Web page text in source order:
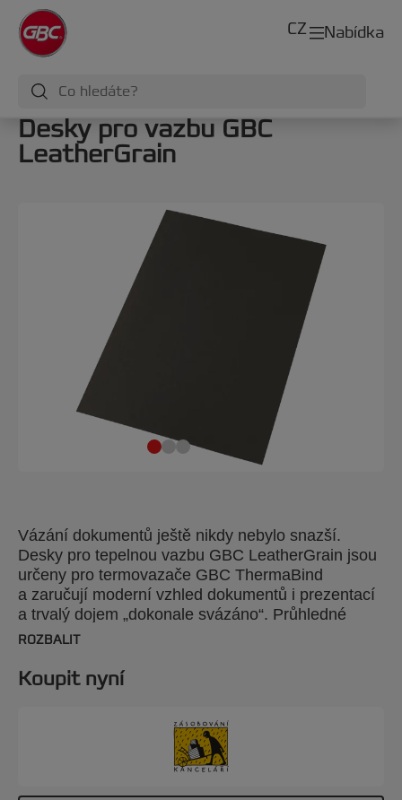
Nabídka
CZ
Desky pro vazbu GBC
LeatherGrain
Vázání dokumentů ještě nikdy nebylo snazší.
Desky pro tepelnou vazbu GBC LeatherGrain jsou
určeny pro termovazače GBC ThermaBind
a zaručují moderní vzhled dokumentů i prezentací
a trvalý dojem „dokonale svázáno“. Průhledné
přední desky z PVC a výrazné zadní desky
Lze svázat až ?? listů. Formát A3. Balení:
100 kusů.
ROZBALIT
Koupit nyní